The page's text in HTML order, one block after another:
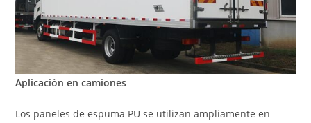
Aplicación en camiones
Los paneles de espuma PU se utilizan ampliamente en